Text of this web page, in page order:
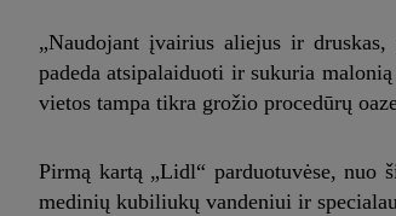
„Naudojant įvairius aliejus ir
padeda atsipalaiduoti ir sukuria
vietos tampa tikra grožio procedūrų
Pirmą kartą „Lidl“ parduotuvėse, nuo
medinių kubiliukų vandeniui ir